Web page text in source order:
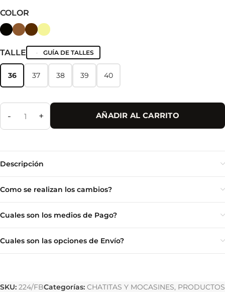
COLOR
TALLE GUÍA DE TALLES
36
36 37
37 38
38 39
39 40
40
- + AÑADIR AL CARRITO
Descripción
Como se realizan los cambios?
Cuales son los medios de Pago?
Cuales son las opciones de Envío?
SKU: 224/FBCategorías: CHATITAS Y MOCASINES, PRODUCTOS